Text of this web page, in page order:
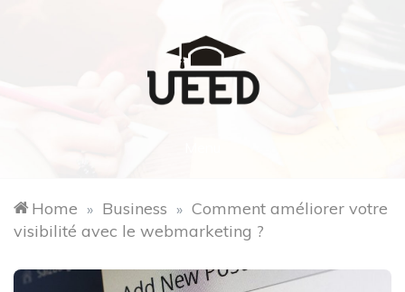
Home » Business » Comment améliorer votre
visibilité avec le webmarketing ?